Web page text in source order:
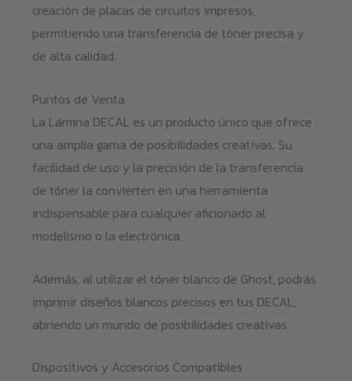
creación de placas de circuitos impresos,
permitiendo una transferencia de tóner precisa y
de alta calidad.
Puntos de Venta
La Lámina DECAL es un producto único que ofrece
una amplia gama de posibilidades creativas. Su
facilidad de uso y la precisión de la transferencia
de tóner la convierten en una herramienta
indispensable para cualquier aficionado al
modelismo o la electrónica.
Además, al utilizar el tóner blanco de Ghost, podrás
imprimir diseños blancos precisos en tus DECAL,
abriendo un mundo de posibilidades creativas.
Dispositivos y Accesorios Compatibles